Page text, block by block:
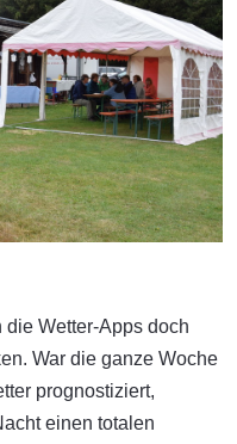
die Wetter-Apps doch
War die ganze Woche
prognostiziert,
einen totalen